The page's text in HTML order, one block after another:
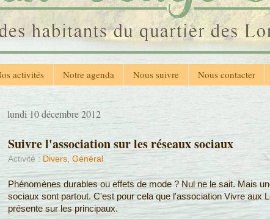
activités Notre agenda Nous suivre Nous contacter
lundi 10 décembre 2012
Suivre l'association sur les réseaux sociaux
Activité : Divers, Général
Phénomènes durables ou effets de mode ? Nul ne le sait. Mais
sociaux sont partout. C'est pour cela que l'association Vivre aux
présente sur les principaux.